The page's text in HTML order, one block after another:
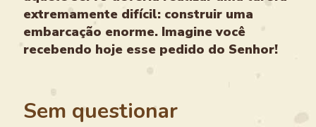
extremamente difícil: construir uma
embarcação enorme. Imagine você
recebendo hoje esse pedido do Senhor!
Sem questionar